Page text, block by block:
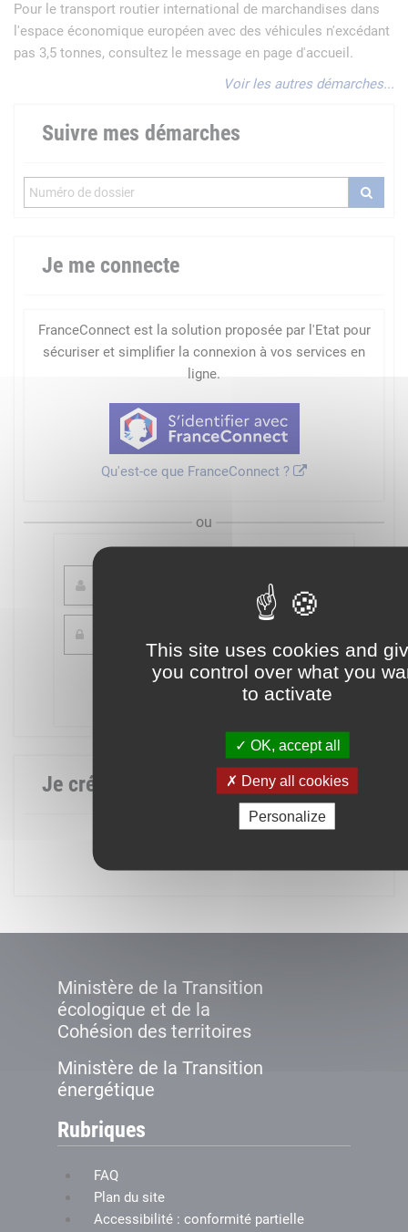
This site uses cookies and
you control over what you
to activate
OK, accept all
Deny all cookies
Personalize
Pour le transport routier international de marchandises dans
l'espace économique européen avec des véhicules n'excédant
pas 3,5 tonnes, consultez le message en page d'accueil.
Voir les autres démarches...
Suivre mes démarches
Je me connecte
FranceConnect est la solution proposée par l'Etat pour
sécuriser et simplifier la connexion à vos services en
ligne.
Qu'est-ce que FranceConnect ?
ou
Mot de passe oublié ?
Je crée mon compte
Ministère de la Transition
écologique et de la
Cohésion des territoires
Ministère de la Transition
énergétique
Rubriques
FAQ
Plan du site
Accessibilité : conformité partielle